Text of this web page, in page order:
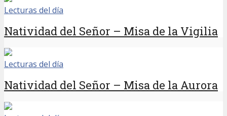
Lecturas del día
Natividad del Señor – Misa de la Vigilia
Lecturas del día
Natividad del Señor – Misa de la Aurora